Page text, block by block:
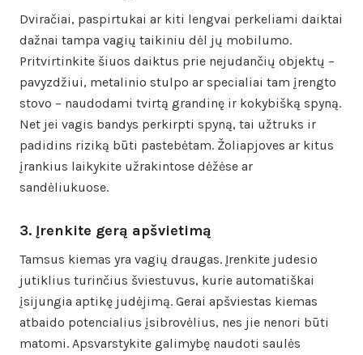
Dviračiai, paspirtukai ar kiti lengvai perkeliami daiktai
dažnai tampa vagių taikiniu dėl jų mobilumo.
Pritvirtinkite šiuos daiktus prie nejudančių objektų –
pavyzdžiui, metalinio stulpo ar specialiai tam įrengto
stovo – naudodami tvirtą grandinę ir kokybišką spyną.
Net jei vagis bandys perkirpti spyną, tai užtruks ir
padidins riziką būti pastebėtam. Žoliapjoves ar kitus
įrankius laikykite užrakintose dėžėse ar
sandėliukuose.
3. Įrenkite gerą apšvietimą
Tamsus kiemas yra vagių draugas. Įrenkite judesio
jutiklius turinčius šviestuvus, kurie automatiškai
įsijungia aptikę judėjimą. Gerai apšviestas kiemas
atbaido potencialius įsibrovėlius, nes jie nenori būti
matomi. Apsvarstykite galimybę naudoti saulės